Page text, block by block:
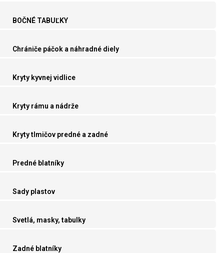
BOČNÉ TABUĽKY
Chrániče páčok a náhradné diely
Kryty kyvnej vidlice
Kryty rámu a nádrže
Kryty tlmičov predné a zadné
Predné blatníky
Sady plastov
Svetlá, masky, tabulky
Zadné blatníky